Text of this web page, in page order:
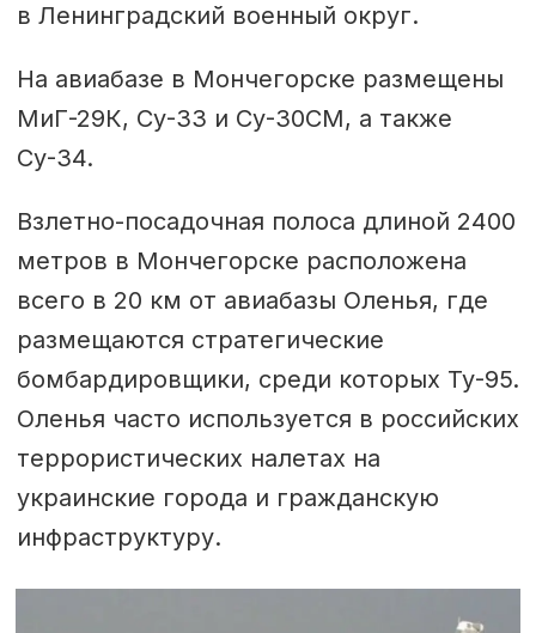
в Ленинградский военный округ.
На авиабазе в Мончегорске размещены
МиГ-29К, Су-33 и Су-30СМ, а также
Су-34.
Взлетно-посадочная полоса длиной 2400
метров в Мончегорске расположена
всего в 20 км от авиабазы Оленья, где
размещаются стратегические
бомбардировщики, среди которых Ту-95.
Оленья часто используется в российских
террористических налетах на
украинские города и гражданскую
инфраструктуру.